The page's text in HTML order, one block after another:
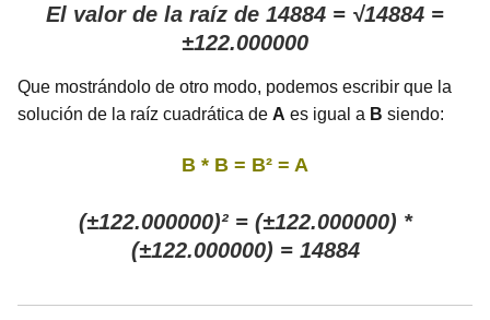
El valor de la raíz de 14884 = √14884 =
±122.000000
Que mostrándolo de otro modo, podemos escribir que la
solución de la raíz cuadrática de A es igual a B siendo:
B * B = B² = A
(±122.000000)² = (±122.000000) *
(±122.000000) = 14884